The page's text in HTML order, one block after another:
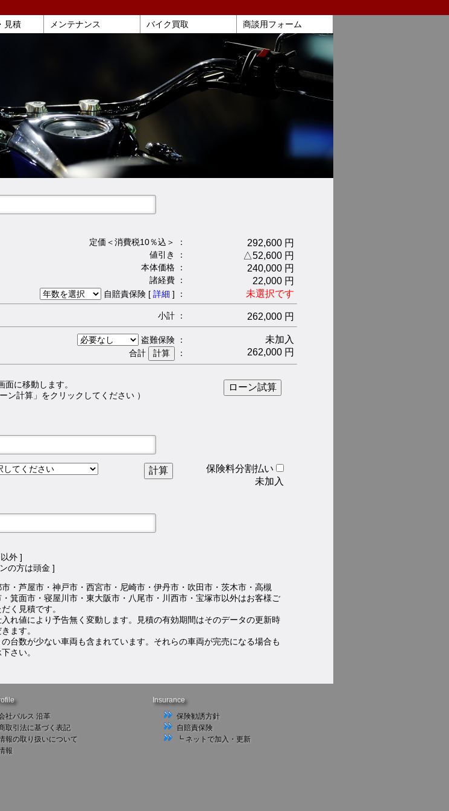
見積 メンテナンス バイク買取 商談用フォーム
定価＜消費税10％込＞ ： 292,600 円
値引き ： △52,600 円
本体価格 ： 240,000 円
諸経費 ： 22,000 円
自賠責保険 [ 詳細 ] ： 未選択です
小計 ： 262,000 円
盗難保険 ： 未加入
合計 ： 262,000 円
面に移動します。
ン計算」をクリックしてください ）
保険料分割払い
未加入
外 ]
の方は頭金 ]
・芦屋市・神戸市・西宮市・尼崎市・伊丹市・吹田市・茨木市・高槻
箕面市・寝屋川市・東大阪市・八尾市・川西市・宝塚市以外はお客様ご
く見積です。
れ値により予告無く変動します。見積の有効期間はそのデータの更新時
ます。
台数が少ない車両も含まれています。それらの車両が完売になる場合も
さい。
社パルス 沿革
取引法に基づく表記
報の取り扱いについて
報
Insurance
保険勧誘方針
自賠責保険
┗ ネットで加入・更新